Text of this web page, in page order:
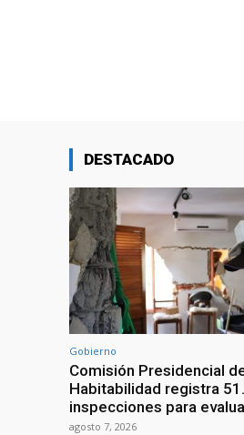
DESTACADO
Gobierno
Comisión Presidencial
Habitabilidad registra
inspecciones para
agosto 7, 2026